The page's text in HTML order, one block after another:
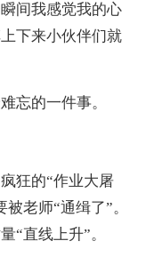
间我感觉我的心
下来小伙伴们就
的一件事。
狂的“作业大屠
老师“通缉了”。
“直线上升”。